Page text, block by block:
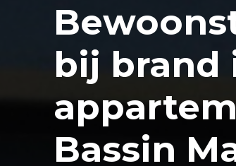
bij brand
Bassin